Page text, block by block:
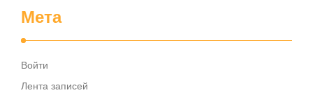
Мета
Войти
Лента записей